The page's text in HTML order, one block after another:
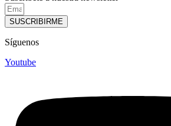
SUSCRIBIRME
Síguenos
Youtube